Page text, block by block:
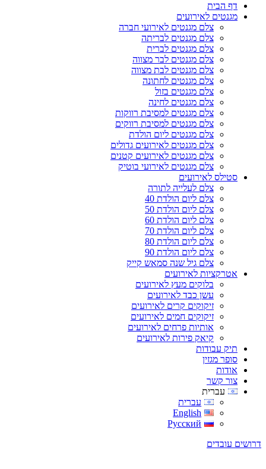
דף הבית
מגנטים לאירועים
צלם מגנטים לאירועי חברה
צלם מגנטים לבריתה
צלם מגנטים לברית
צלם מגנטים לבר מצווה
צלם מגנטים לבת מצווה
צלם מגנטים לחתונה
צלם מגנטים בזול
צלם מגנטים לחינה
צלם מגנטים למסיבת רווקות
צלם מגנטים למסיבת רווקים
צלם מגנטים ליום הולדת
צלם מגנטים לאירועים גדולים
צלם מגנטים לאירועים קטנים
צלם מגנטים לאירועי בוטיק
סטילס לאירועים
צלם לעלייה לתורה
צלם ליום הולדת 40
צלם ליום הולדת 50
צלם ליום הולדת 60
צלם ליום הולדת 70
צלם ליום הולדת 80
צלם ליום הולדת 90
צלם גיל שנה סמאש קייק
אטרקציות לאירועים
בלוקים מעץ לאירועים
עשן כבד לאירועים
זיקוקים קרים לאירועים
זיקוקים חמים לאירועים
אותיות פרחים לאירועים
קיאק פירות לאירועים
תיק עבודות
סופר מגזין
אודות
צור קשר
עברית
עברית
English
Русский
דרושים עובדים